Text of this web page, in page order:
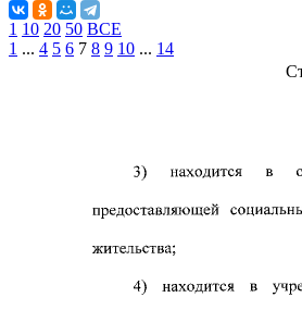
1 10 20 50 ВСЕ
1 ... 4 5 6 7 8 9 10 ... 14